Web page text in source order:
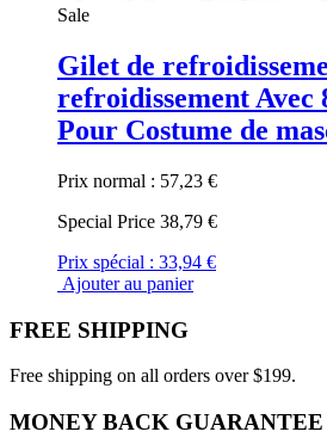
Sale
Gilet de
refroidissement Avec
Pour Costume de
Prix normal : 57,23 €
Special Price 38,79 €
Prix spécial : 33,94 €
Ajouter au panier
FREE SHIPPING
Free shipping on all orders over $199.
MONEY BACK GUARANTEE